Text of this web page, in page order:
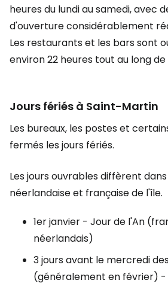
heures du lundi au samedi, avec
d'ouverture considérablement
Les restaurants et les bars sont
environ 22 heures tout au long de
Jours fériés à Saint-Martin
Les bureaux, les postes et
fermés les jours fériés.
Les jours ouvrables diffèrent
néerlandaise et française de l'île.
1er janvier - Jour de l'An
néerlandais)
3 jours avant le mercredi
(généralement en février)